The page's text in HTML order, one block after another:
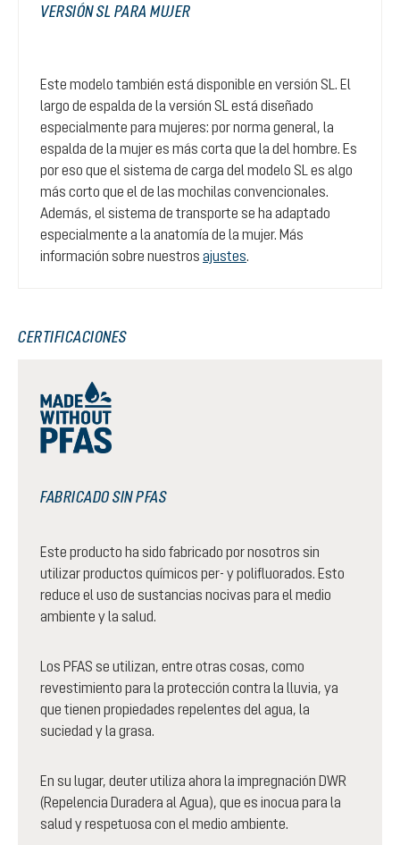
VERSIÓN SL PARA MUJER
Este modelo también está disponible en versión SL. El
largo de espalda de la versión SL está diseñado
especialmente para mujeres: por norma general, la
espalda de la mujer es más corta que la del hombre. Es
por eso que el sistema de carga del modelo SL es algo
más corto que el de las mochilas convencionales.
Además, el sistema de transporte se ha adaptado
especialmente a la anatomía de la mujer. Más
información sobre nuestros ajustes
CERTIFICACIONES
FABRICADO SIN PFAS
Este producto ha sido fabricado por nosotros sin
utilizar productos químicos per- y polifluorados. Esto
reduce el uso de sustancias nocivas para el medio
ambiente y la salud.
Los PFAS se utilizan, entre otras cosas, como
revestimiento para la protección contra la lluvia, ya
que tienen propiedades repelentes del agua, la
suciedad y la grasa.
En su lugar, deuter utiliza ahora la impregnación DWR
(Repelencia Duradera al Agua), que es inocua para la
salud y respetuosa con el medio ambiente.